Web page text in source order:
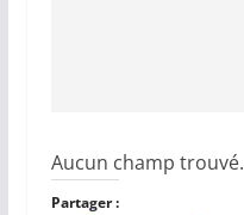
Aucun champ trouvé.
Partager :